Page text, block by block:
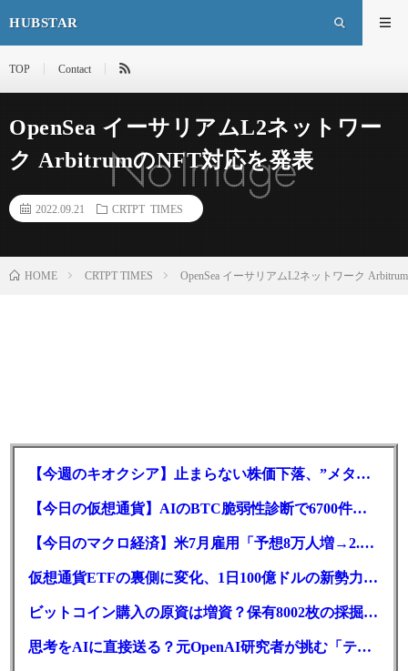
HUBSTAR
TOP Contact
OpenSea イーサリアムL2ネットワー
ク ArbitrumのNFT対応を発表
2022.09.21 CRTPT TIMES
HOME CRTPT TIMES OpenSea イーサリアムL2ネットワーク
【今週のキオクシア】止まらない株価下落、”メタプラネット化”の指摘は本当？
【今日の仮想通貨】AIのBTC脆弱性診断で6700件の指摘。赤字マイニング企業はAIに賭ける
【今日のマクロ経済】米7月雇用「予想8万人増→2.3万人減」で利上げ観測後退
仮想通貨ETFの裏側に変化、1日100億ドルの新勢力がSEC登録
ビットコイン購入の原資は増資？保有8002枚の採掘企業の実態とは
思考をAIに直接送る？元OpenAI研究者が挑む「テレパシー」開発とは